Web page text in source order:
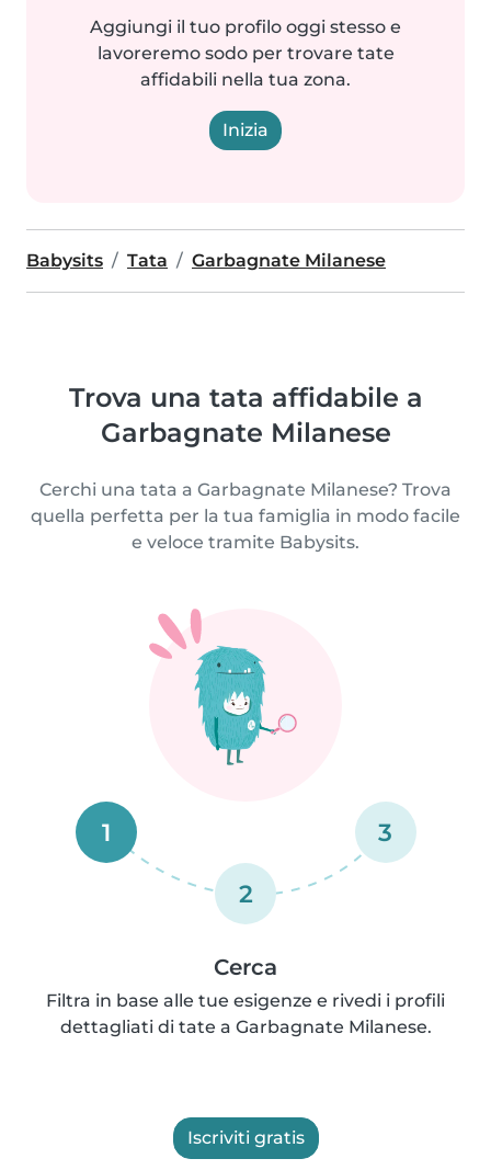
Aggiungi il tuo profilo oggi stesso e
lavoreremo sodo per trovare tate
affidabili nella tua zona.
Inizia
Babysits Tata Garbagnate Milanese
Trova una tata affidabile a
Garbagnate Milanese
Cerchi una tata a Garbagnate Milanese? Trova
quella perfetta per la tua famiglia in modo facile
e veloce tramite Babysits.
1
2
3
Cerca
Filtra in base alle tue esigenze e rivedi i profili
dettagliati di tate a Garbagnate Milanese.
Iscriviti gratis